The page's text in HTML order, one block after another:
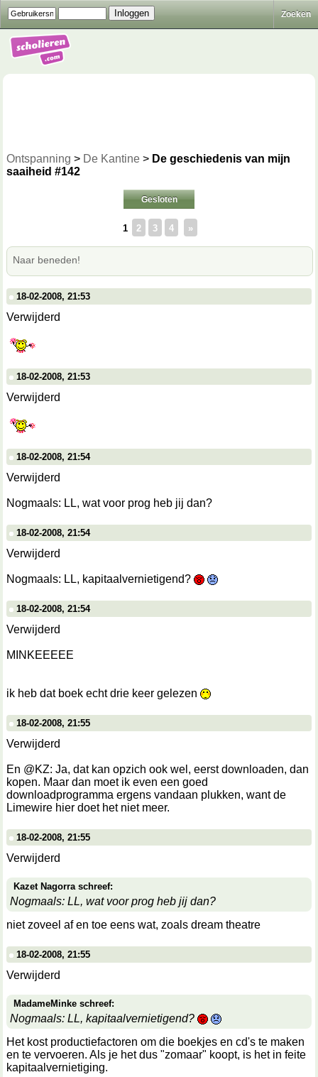
Zoeken
Ontspanning > De Kantine > De geschiedenis van mijn
saaiheid #142
Gesloten
1 2 3 4 »
Naar beneden!
18-02-2008, 21:53
Verwijderd
18-02-2008, 21:53
Verwijderd
18-02-2008, 21:54
Verwijderd
Nogmaals: LL, wat voor prog heb jij dan?
18-02-2008, 21:54
Verwijderd
Nogmaals: LL, kapitaalvernietigend?
18-02-2008, 21:54
Verwijderd
MINKEEEEE
ik heb dat boek echt drie keer gelezen
18-02-2008, 21:55
Verwijderd
En @KZ: Ja, dat kan opzich ook wel, eerst downloaden, dan
kopen. Maar dan moet ik even een goed
downloadprogramma ergens vandaan plukken, want de
Limewire hier doet het niet meer.
18-02-2008, 21:55
Verwijderd
Kazet Nagorra schreef:
Nogmaals: LL, wat voor prog heb jij dan?
niet zoveel af en toe eens wat, zoals dream theatre
18-02-2008, 21:55
Verwijderd
MadameMinke schreef:
Nogmaals: LL, kapitaalvernietigend?
Het kost productiefactoren om die boekjes en cd's te maken
en te vervoeren. Als je het dus "zomaar" koopt, is het in feite
kapitaalvernietiging.